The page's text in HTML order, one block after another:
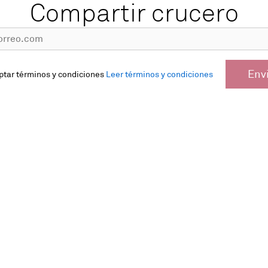
Compartir crucero
términos y condiciones Leer términos y condiciones